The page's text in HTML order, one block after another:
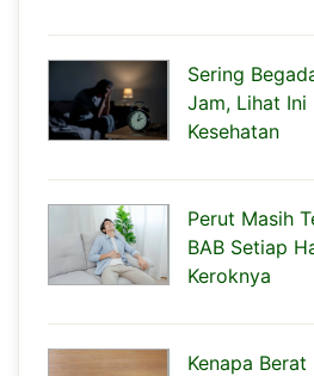
Sering
Jam, Lihat Ini
Kesehatan
Perut Masih
BAB Setiap
Keroknya
Kenapa